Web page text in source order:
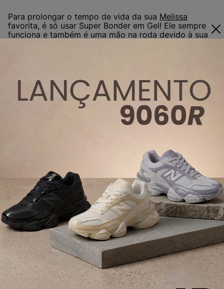
Para prolongar o tempo de vida da sua Melissa
favorita, é só usar Super Bonder em Gel! Ele sempre
funciona e também é uma mão na roda devido à sua
6- Onde comprar minhas
sem nenhum
problema… É claro que eu estou falando daMenina
Aqui você pode aderir ao programa “Compre e Retire”
que consiste em comprar pelo site e retirar em uma
de nossas lojas físicas sem pagar nadinha por isso,
além de muitos outros benefícios e segurança na hora
de comprar. Sem contar que você pode combinar a
suaMelissa com as melhores marcas do momento,
fala sério, esse site é zero defeitos né?! 😛
Créditos da Foto de Destaque:@blognandabarros